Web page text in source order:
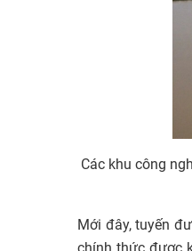
Các khu công
Mới đây, tuyến